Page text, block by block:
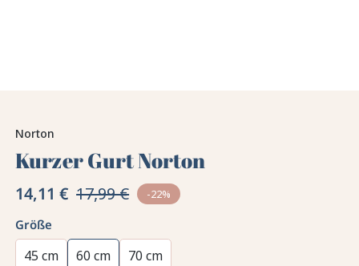
Norton
Kurzer Gurt Norton
14,11 € 17,99 € -22%
Größe
45 cm 60 cm 70 cm